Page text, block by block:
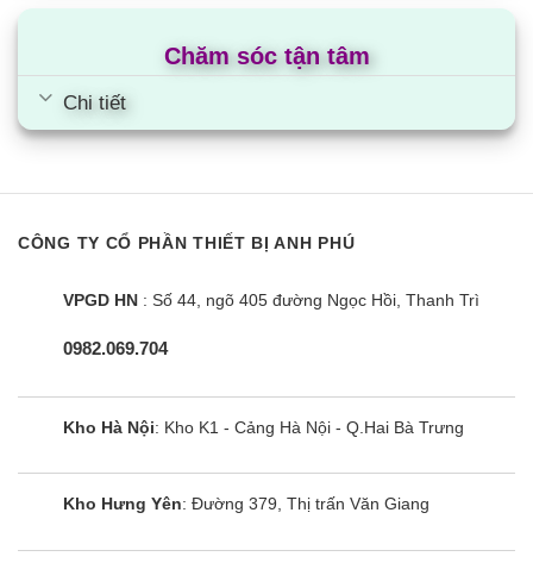
Chăm sóc tận tâm
Chi tiết
CÔNG TY CỔ PHẦN THIẾT BỊ ANH PHÚ
VPGD HN : Số 44, ngõ 405 đường Ngọc Hồi, Thanh Trì
0982.069.704
Kho Hà Nội: Kho K1 - Cảng Hà Nội - Q.Hai Bà Trưng
Kho Hưng Yên: Đường 379, Thị trấn Văn Giang